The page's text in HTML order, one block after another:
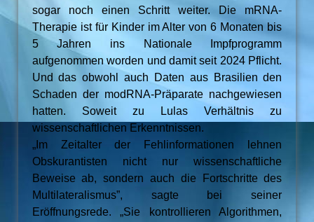
sogar noch einen Schritt weiter. Die mRNA-
Therapie ist für Kinder im Alter von 6 Monaten bis
5 Jahren ins Nationale Impfprogramm
aufgenommen worden und damit seit 2024 Pflicht.
Und das obwohl auch Daten aus Brasilien den
Schaden der modRNA-Präparate nachgewiesen
hatten. Soweit zu Lulas Verhältnis zu
wissenschaftlichen Erkenntnissen.
„Im Zeitalter der Fehlinformationen lehnen
Obskurantisten nicht nur wissenschaftliche
Beweise ab, sondern auch die Fortschritte des
Multilateralismus”, sagte bei seiner
Eröffnungsrede. „Sie kontrollieren Algorithmen,